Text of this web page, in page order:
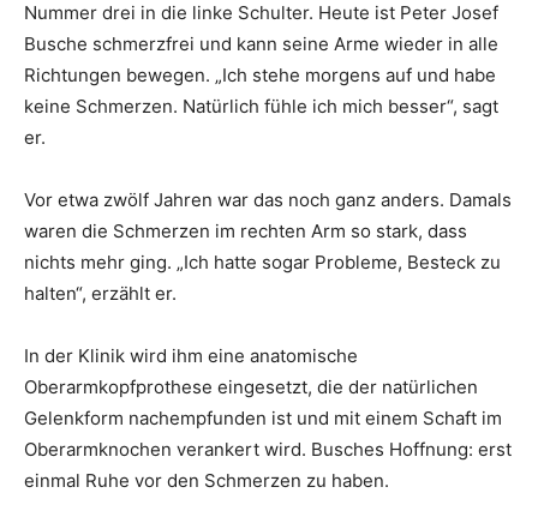
Nummer drei in die linke Schulter. Heute ist Peter Josef
Busche schmerzfrei und kann seine Arme wieder in alle
Richtungen bewegen. „Ich stehe morgens auf und habe
keine Schmerzen. Natürlich fühle ich mich besser“, sagt
er.
Vor etwa zwölf Jahren war das noch ganz anders. Damals
waren die Schmerzen im rechten Arm so stark, dass
nichts mehr ging. „Ich hatte sogar Probleme, Besteck zu
halten“, erzählt er.
In der Klinik wird ihm eine anatomische
Oberarmkopfprothese eingesetzt, die der natürlichen
Gelenkform nachempfunden ist und mit einem Schaft im
Oberarmknochen verankert wird. Busches Hoffnung: erst
einmal Ruhe vor den Schmerzen zu haben.